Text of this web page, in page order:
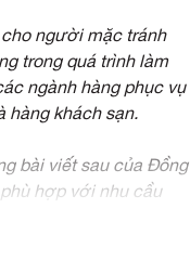
người mặc tránh
trong quá trình làm
ngành hàng phục vụ
hàng khách sạn.
bài viết sau của Đồng
hợp với nhu cầu